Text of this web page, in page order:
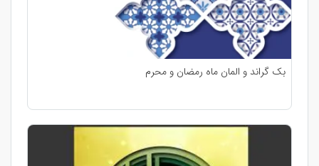
بک گراند و المان ماه رمضان و محرم